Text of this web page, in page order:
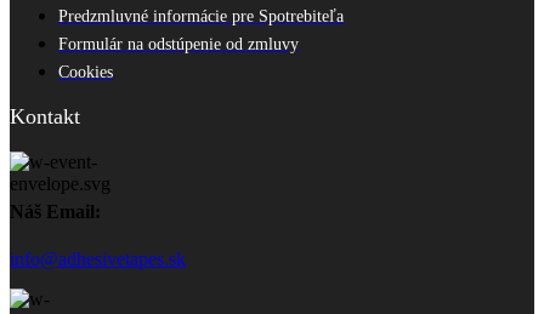
Predzmluvné informácie pre Spotrebiteľa
Formulár na odstúpenie od zmluvy
Cookies
Kontakt
Náš Email:
info@adhesivetapes.sk